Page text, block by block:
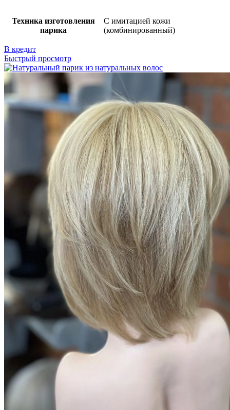
Техника изготовления
парика
С имитацией кожи
(комбинированный)
В кредит
Быстрый просмотр